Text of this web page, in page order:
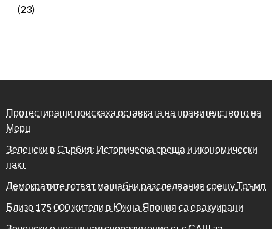
(23)
Протестиращи поискаха оставката на правителството на
Мерц
Зеленски в Сърбия: Историческа среща и икономически
пакт
Демократите готвят мащабни разследвания срещу Тръмп
Близо 175 000 жители в Южна Япония са евакуирани